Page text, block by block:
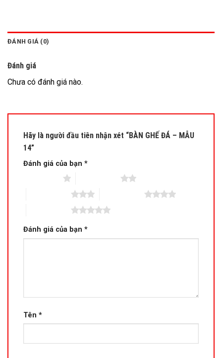
ĐÁNH GIÁ (0)
Đánh giá
Chưa có đánh giá nào.
Hãy là người đầu tiên nhận xét “BÀN GHẾ ĐÁ – MẪU
14”
Đánh giá của bạn *
Đánh giá của bạn *
Tên *